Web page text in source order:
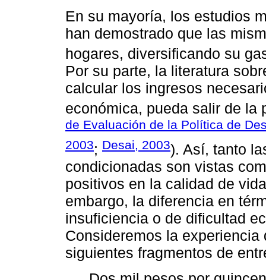
En su mayoría, los estudios
han demostrado que las
hogares, diversificando su
Por su parte, la literatura
calcular los ingresos
económica, pueda salir de la
de Evaluación de la Política de
2003; Desai, 2003). Así, tanto
condicionadas son vistas
positivos en la calidad de
embargo, la diferencia en
insuficiencia o de dificultad
Consideremos la
siguientes fragmentos de